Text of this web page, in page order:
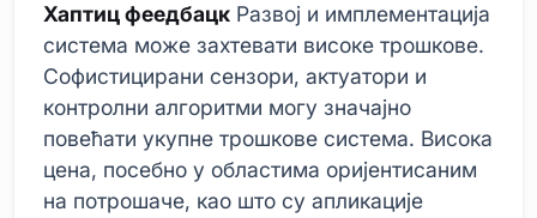
Хаптиц феедбацк Развој и имплементација
система може захтевати високе трошкове.
Софистицирани сензори, актуатори и
контролни алгоритми могу значајно
повећати укупне трошкове система. Висока
цена, посебно у областима оријентисаним
на потрошаче, као што су апликације